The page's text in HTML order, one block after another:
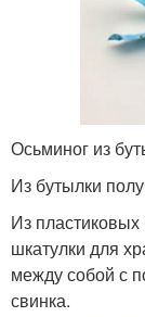
Осьминог из
Из бутылки
Из
шкатулки для
между собой с
свинка.